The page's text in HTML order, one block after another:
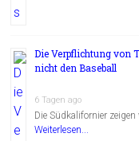
Die Verpflichtung von
nicht den Baseball
6 Tagen ago
Die Südkalifornier
Weiterlesen...